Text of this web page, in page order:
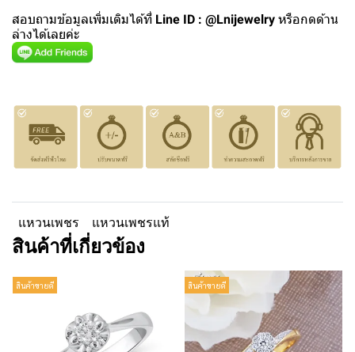
สอบถามข้อมูลเพิ่มเติมได้ที่ Line ID : @Lnijewelry หรือกดด้าน
ล่างได้เลยค่ะ
แหวนเพชร แหวนเพชรแท้
สินค้าที่เกี่ยวข้อง
สินค้าขายดี สินค้าขายดี